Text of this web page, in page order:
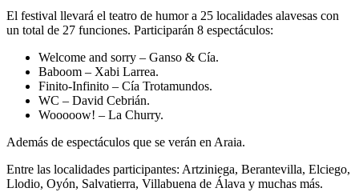
El festival llevará el teatro de humor a 25 localidades alavesas con
un total de 27 funciones. Participarán 8 espectáculos:
Welcome and sorry – Ganso & Cía.
Baboom – Xabi Larrea.
Finito-Infinito – Cía Trotamundos.
WC – David Cebrián.
Wooooow! – La Churry.
Además de espectáculos que se verán en Araia.
Entre las localidades participantes: Artziniega, Berantevilla, Elciego,
Llodio, Oyón, Salvatierra, Villabuena de Álava y muchas más.